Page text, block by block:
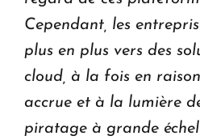
Cependant, les
plus en plus vers des
cloud, à la fois en
accrue et à la lumière
piratage à grande